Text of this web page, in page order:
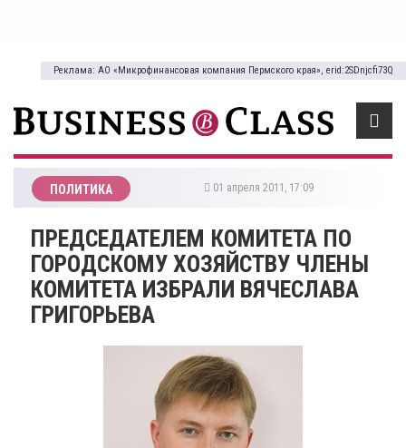
Реклама: АО «Микрофинансовая компания Пермского края», erid:2SDnjcfi73Q
ПОЛИТИКА 01 апреля 2011, 17:09
ПРЕДСЕДАТЕЛЕМ КОМИТЕТА ПО
ГОРОДСКОМУ ХОЗЯЙСТВУ ЧЛЕНЫ
КОМИТЕТА ИЗБРАЛИ ВЯЧЕСЛАВА
ГРИГОРЬЕВА